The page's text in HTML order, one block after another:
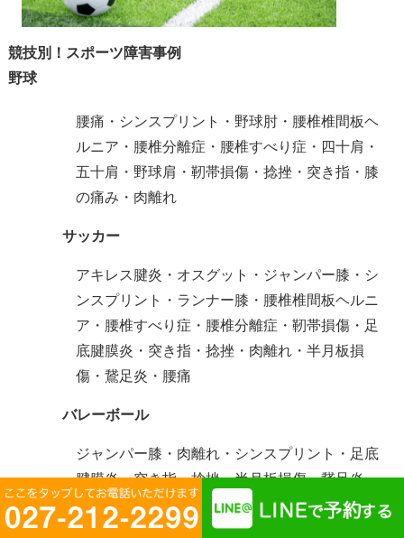
競技別！スポーツ障害事例
野球
腰痛・シンスプリント・野球肘・腰椎椎間板ヘ
ルニア・腰椎分離症・腰椎すべり症・四十肩・
五十肩・野球肩・靭帯損傷・捻挫・突き指・膝
の痛み・肉離れ
サッカー
アキレス腱炎・オスグット・ジャンパー膝・シ
ンスプリント・ランナー膝・腰椎椎間板ヘルニ
ア・腰椎すべり症・腰椎分離症・靭帯損傷・足
底腱膜炎・突き指・捻挫・肉離れ・半月板損
傷・鵞足炎・腰痛
バレーボール
ジャンパー膝・肉離れ・シンスプリント・足底
腱膜炎・突き指・捻挫・半月板損傷・鵞足炎・
腰痛